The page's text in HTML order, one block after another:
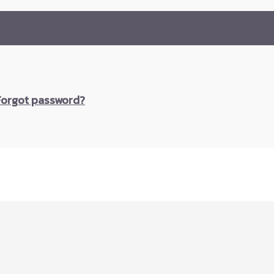
password?